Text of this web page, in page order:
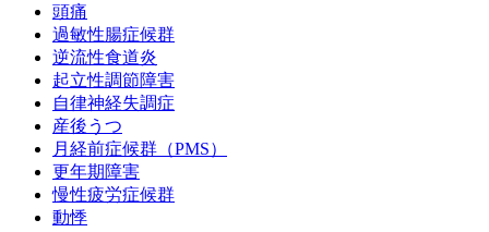
頭痛
過敏性腸症候群
逆流性食道炎
起立性調節障害
自律神経失調症
産後うつ
月経前症候群（PMS）
更年期障害
慢性疲労症候群
動悸